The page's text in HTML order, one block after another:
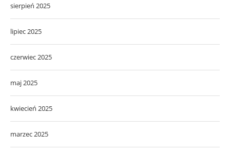
sierpień 2025
lipiec 2025
czerwiec 2025
maj 2025
kwiecień 2025
marzec 2025